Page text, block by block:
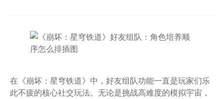
在《崩坏：星穹铁道》中，好友组队功能一直是玩家们乐
此不疲的核心社交玩法。无论是挑战高难度的模拟宇宙，